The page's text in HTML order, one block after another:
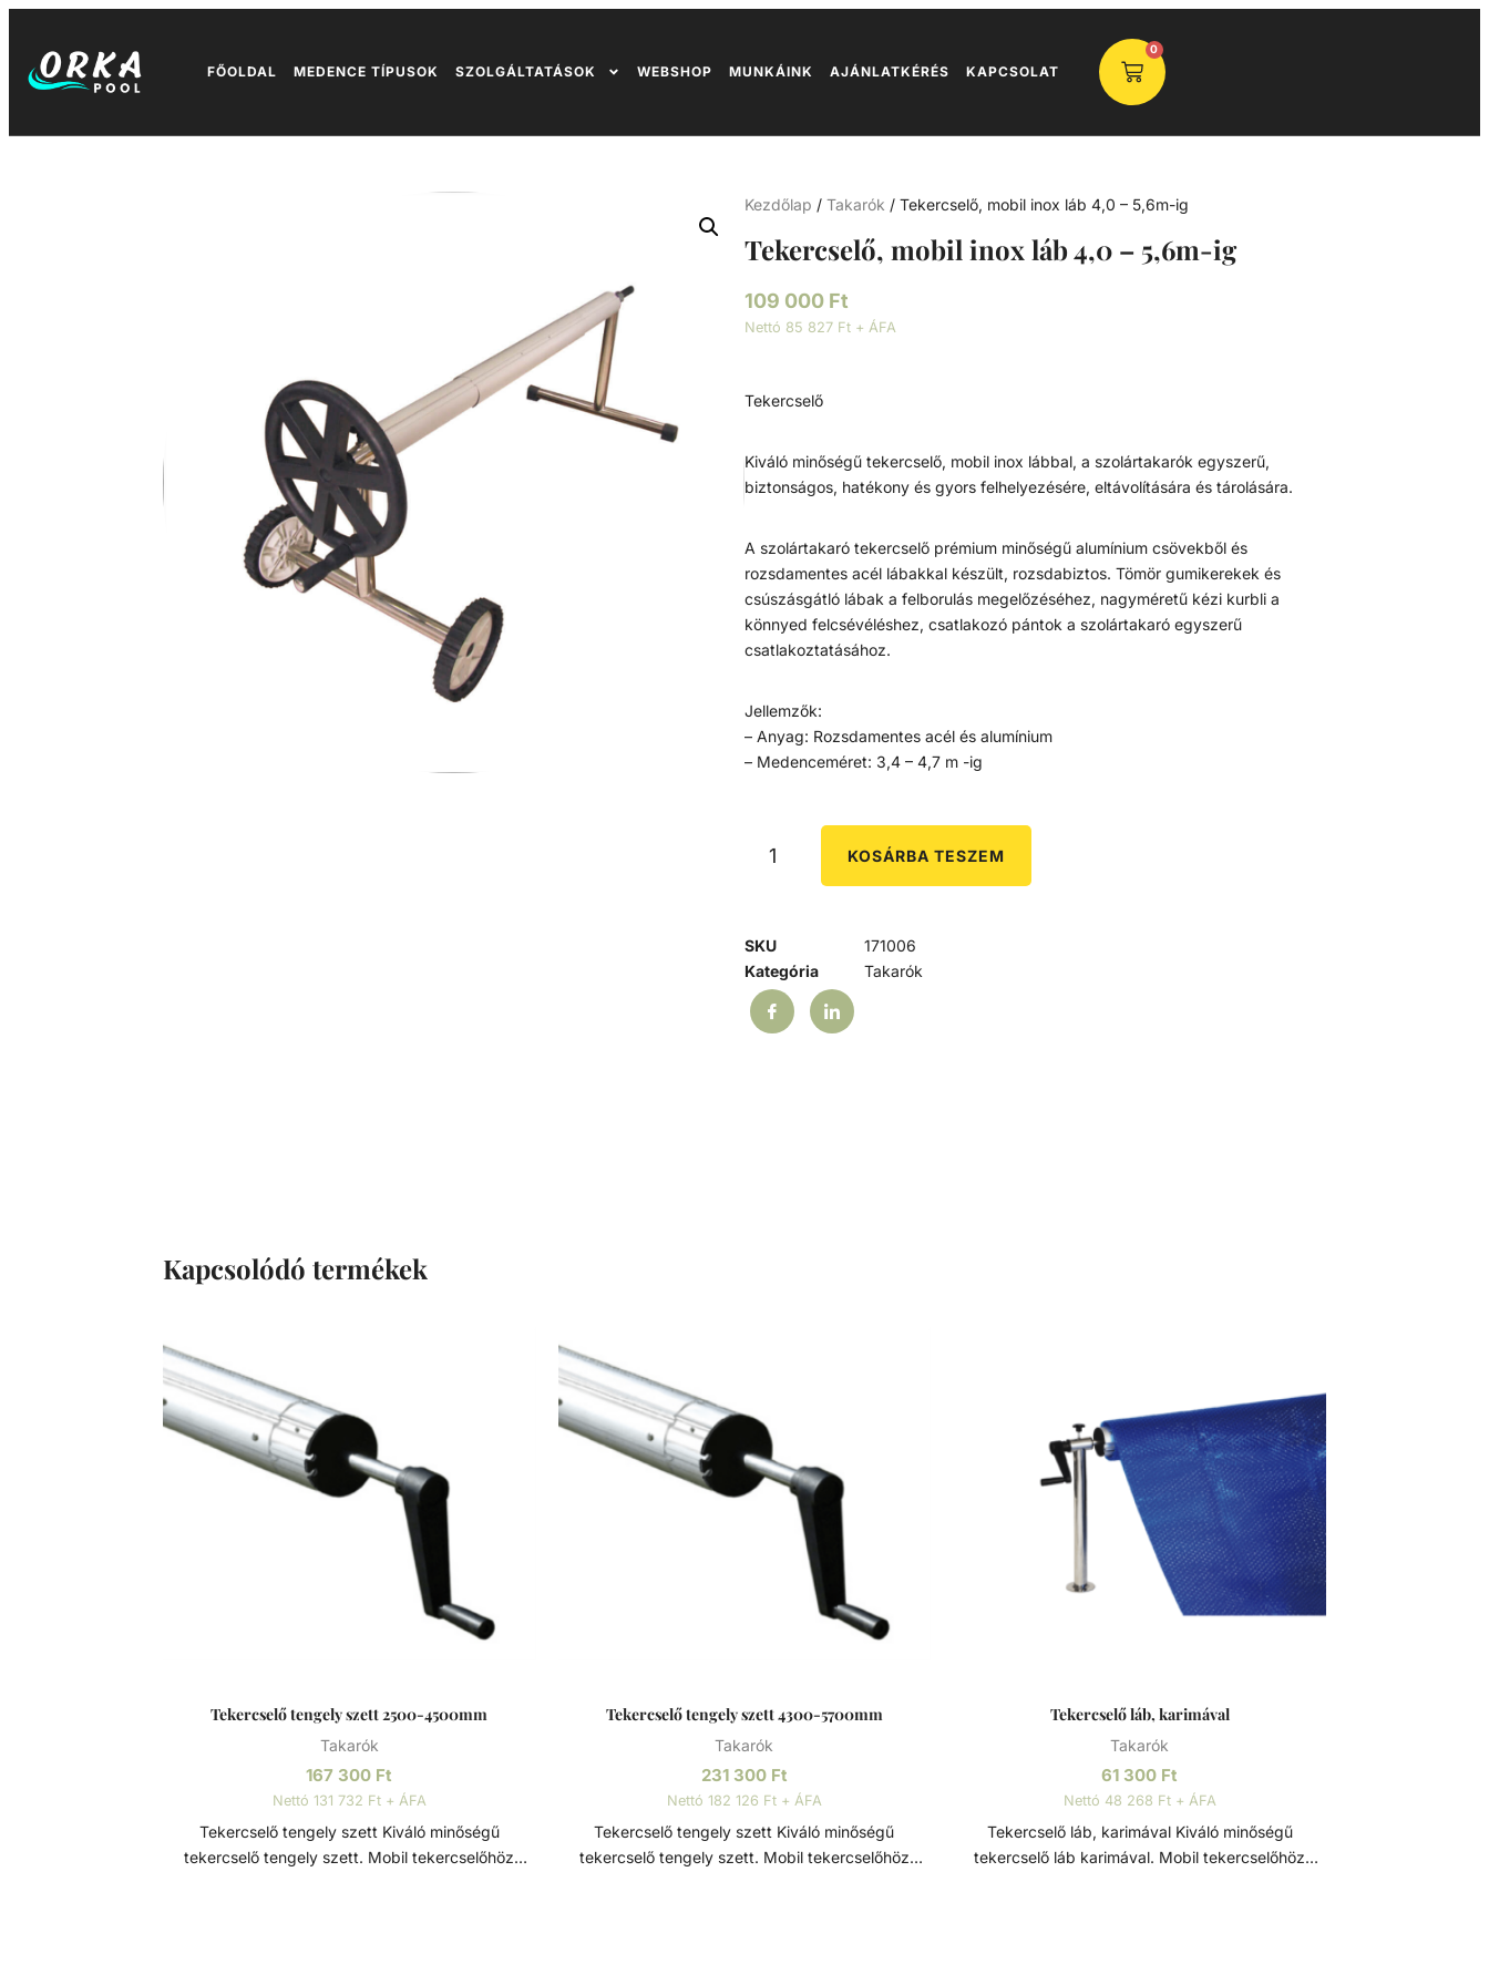
FŐOLDAL MEDENCE TÍPUSOK SZOLGÁLTATÁSOK WEBSHOP MUNKÁINK AJÁNLATKÉRÉS KAPCSOLAT
0
Kezdőlap / Takarók / Tekercselő, mobil inox láb 4,0 – 5,6m-ig
Tekercselő, mobil inox láb 4,0 – 5,6m-ig
109 000 Ft
Nettó 85 827 Ft + ÁFA
Tekercselő
Kiváló minőségű tekercselő, mobil inox lábbal, a szolártakarók egyszerű,
biztonságos, hatékony és gyors felhelyezésére, eltávolítására és tárolására.
A szolártakaró tekercselő prémium minőségű alumínium csövekből és
rozsdamentes acél lábakkal készült, rozsdabiztos. Tömör gumikerekek és
csúszásgátló lábak a felborulás megelőzéséhez, nagyméretű kézi kurbli a
könnyed felcsévéléshez, csatlakozó pántok a szolártakaró egyszerű
csatlakoztatásához.
Jellemzők:
– Anyag: Rozsdamentes acél és alumínium
– Medenceméret: 3,4 – 4,7 m -ig
KOSÁRBA TESZEM
SKU
171006
Kategória
Takarók
Kapcsolódó termékek
Tekercselő tengely szett 2500-4500mm
Takarók
167 300 Ft
Nettó 131 732 Ft + ÁFA
Tekercselő tengely szett Kiváló minőségű
tekercselő tengely szett. Mobil tekercselőhöz
Tekercselő tengely szett 4300-5700mm
Takarók
231 300 Ft
Nettó 182 126 Ft + ÁFA
Tekercselő tengely szett Kiváló minőségű
tekercselő tengely szett. Mobil tekercselőhöz
Tekercselő láb, karimával
Takarók
61 300 Ft
Nettó 48 268 Ft + ÁFA
Tekercselő láb, karimával Kiváló minőségű
tekercselő láb karimával. Mobil tekercselőhöz